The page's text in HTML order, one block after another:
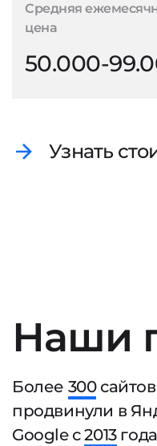
Средняя
цена
50.000-
Узнать
Наши
Более 300сайтов
продвинули в
Google с2013года